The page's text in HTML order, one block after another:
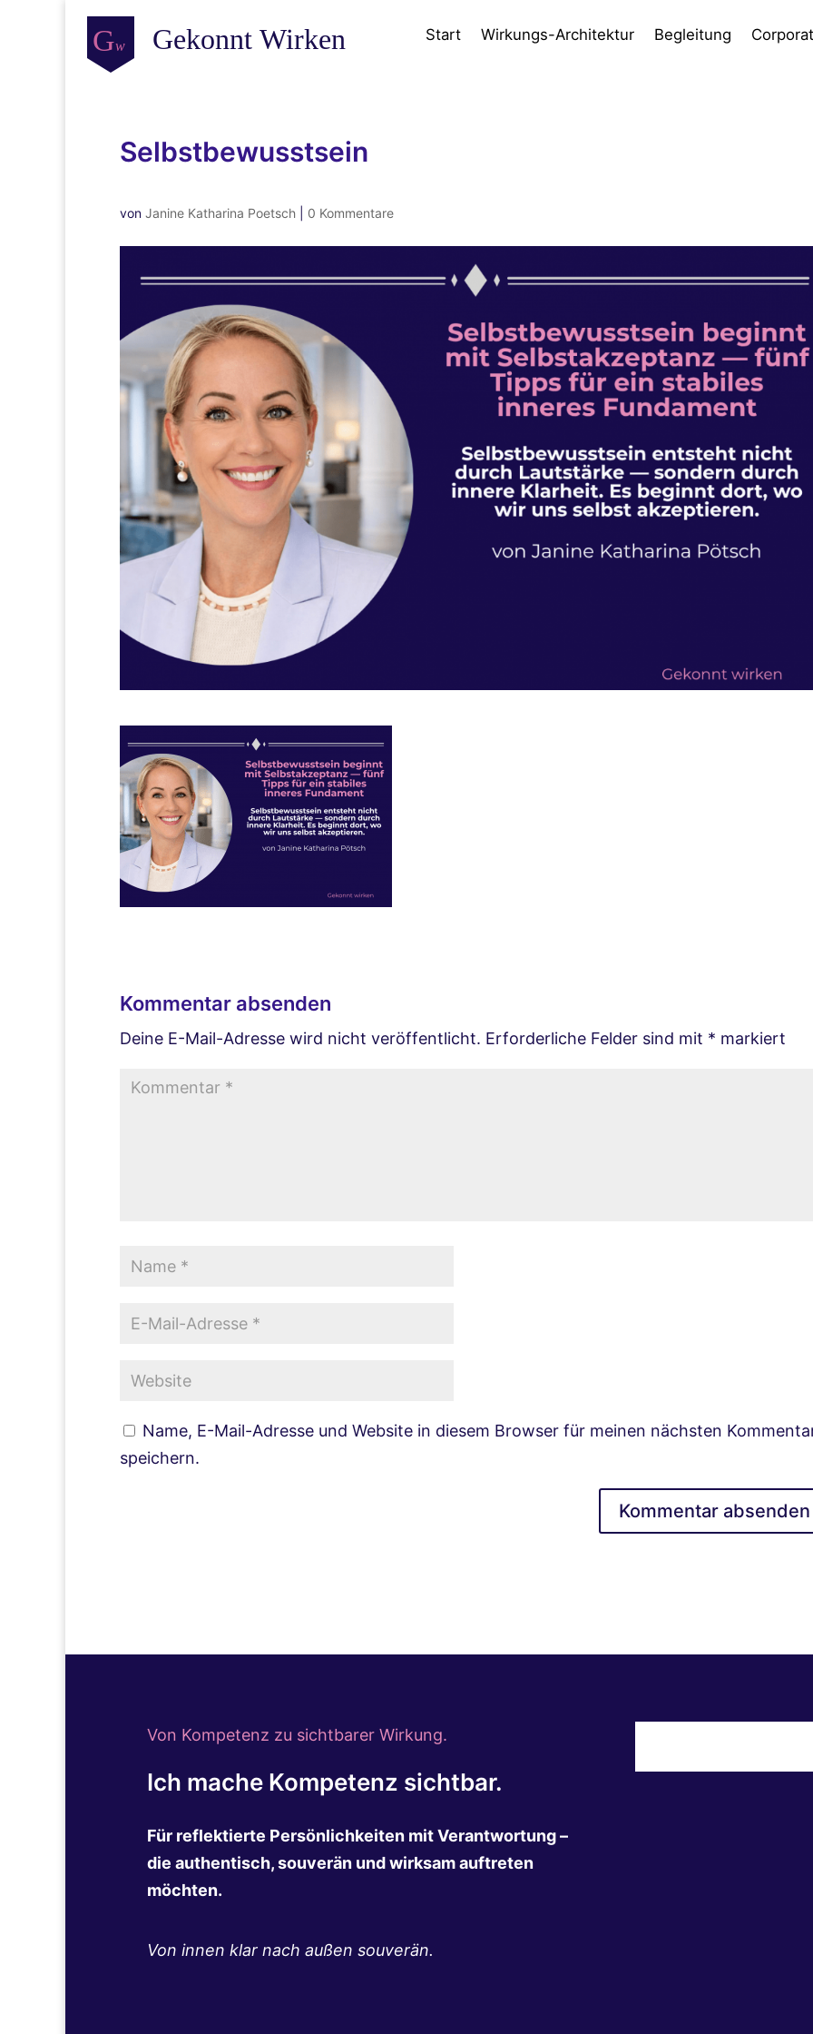
Start Wirkungs-Architektur Begleitung
Selbstbewusstsein
von Janine Katharina Poetsch 0 Kommentare
Kommentar absenden
Deine E-Mail-Adresse wird nicht veröffentlicht. Erforderliche Felder sind mit * markiert
Name, E-Mail-Adresse und Website in diesem Browser für meinen nächsten
speichern.
Von Kompetenz zu sichtbarer Wirkung.
Ich mache Kompetenz sichtbar.
Für reflektierte Persönlichkeiten mit Verantwortung –
die authentisch, souverän und wirksam auftreten
möchten.
Von innen klar nach außen souverän.